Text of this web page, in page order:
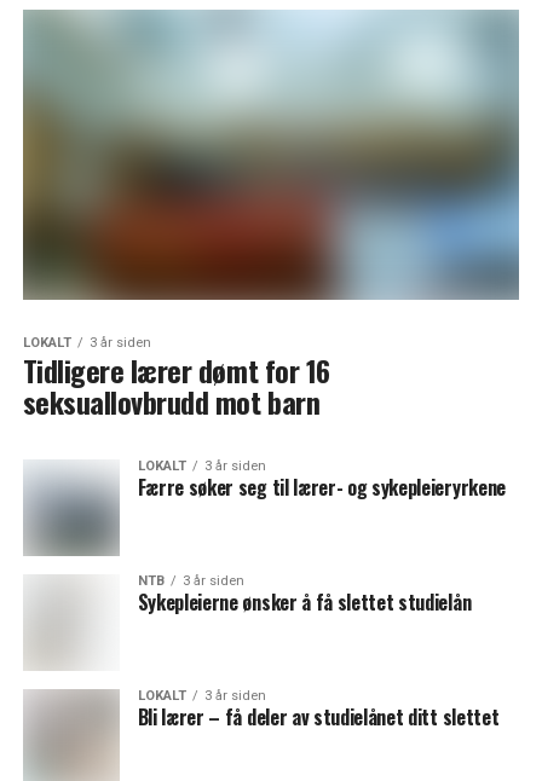
LOKALT 3 år siden
Tidligere lærer dømt for 16
seksuallovbrudd mot barn
LOKALT 3 år siden
Færre søker seg til lærer- og sykepleieryrkene
NTB 3 år siden
Sykepleierne ønsker å få slettet studielån
LOKALT 3 år siden
Bli lærer – få deler av studielånet ditt slettet